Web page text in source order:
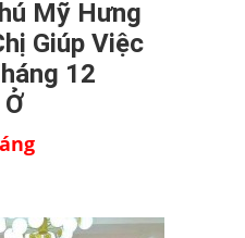
Mỹ Hưng
Giúp Việc
12